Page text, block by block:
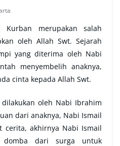
Kurban merupakan salah
oleh Allah Swt. Sejarah
yang diterima oleh Nabi
menyembelih anaknya,
cinta kepada Allah Swt.
oleh Nabi Ibrahim
dari anaknya, Nabi Ismail
cerita, akhirnya Nabi Ismail
domba dari surga untuk